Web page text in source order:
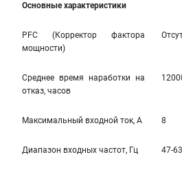
Основные характеристики
PFC (Корректор фактора
мощности)
Среднее время наработки на
отказ, часов
Максимальный входной ток, А 8
Диапазон входных частот, Гц 47-63